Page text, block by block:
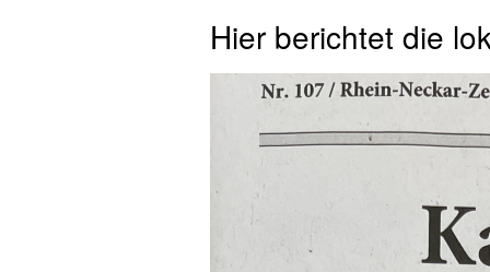
Hier berichtet die